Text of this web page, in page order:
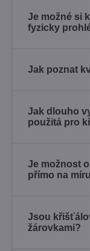
Je možné si
fyzicky
Jak poznat
Jak dlouho
použitá pro
Je možnost
přímo na
Jsou
žárovkami?